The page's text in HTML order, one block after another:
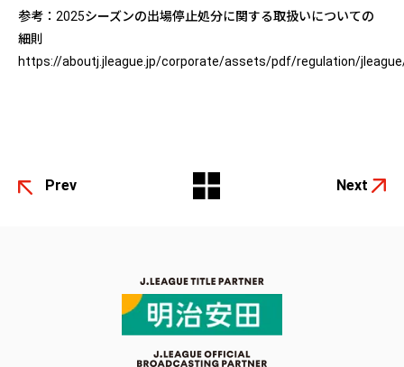
参考：2025シーズンの出場停止処分に関する取扱いについての
細則
https://aboutj.jleague.jp/corporate/assets/pdf/regulation/
Prev Next